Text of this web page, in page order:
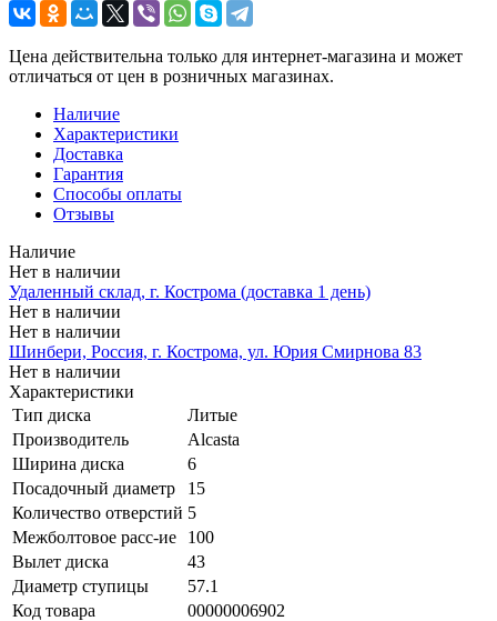
Цена действительна только для интернет-магазина и может
отличаться от цен в розничных магазинах.
Наличие
Характеристики
Доставка
Гарантия
Способы оплаты
Отзывы
Наличие
Нет в наличии
Удаленный склад, г. Кострома (доставка 1 день)
Нет в наличии
Нет в наличии
Шинбери, Россия, г. Кострома, ул. Юрия Смирнова 83
Нет в наличии
Характеристики
Тип диска
Литые
Производитель
Alcasta
Ширина диска
6
Посадочный диаметр
15
Количество отверстий 5
Межболтовое расс-ие
100
Вылет диска
43
Диаметр ступицы
57.1
Код товара
00000006902